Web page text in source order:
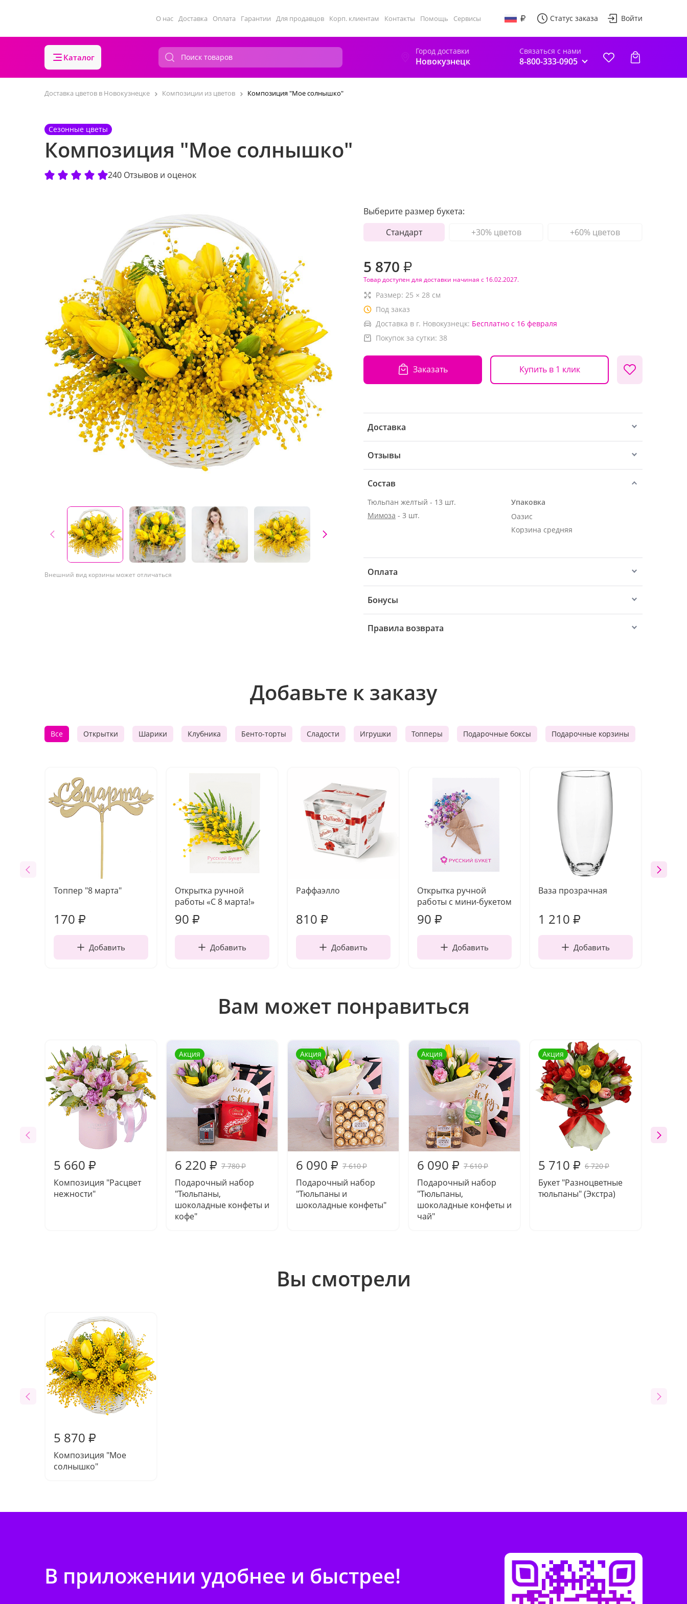
О нас Доставка Оплата Гарантии Для продавцов Корп. клиентам Контакты Помощь Сервисы Статус заказа Войти
Каталог
Город доставки
Новокузнецк
Связаться с нами
8-800-333-0905
Доставка цветов в Новокузнецке Композиции из цветов Композиция "Мое солнышко"
Сезонные цветы
Композиция "Мое солнышко"
240 Отзывов и оценок
Внешний вид корзины может отличаться
Выберите размер букета:
Стандарт
+30% цветов +60% цветов
5 870 ₽
Товар доступен для доставки начиная с 16.02.2027.
Размер: 25 × 28 см
Под заказ
Доставка в г. Новокузнецк: Бесплатно с 16 февраля
Покупок за сутки: 38
Заказать Купить в 1 клик
Доставка
Отзывы
Состав
Тюльпан желтый - 13 шт.
Мимоза - 3 шт.
Упаковка
Оазис
Корзина средняя
Оплата
Бонусы
Правила возврата
Добавьте к заказу
Все Открытки Шарики Клубника Бенто-торты Сладости Игрушки Топперы Подарочные боксы Подарочные корзины
Топпер "8 марта"
170 ₽
Добавить
Открытка ручной
работы «С 8 марта!»
90 ₽
Добавить
Раффаэлло
810 ₽
Добавить
Открытка ручной
работы с мини-букетом
90 ₽
Добавить
Ваза прозрачная
1 210 ₽
Добавить
Вам может понравиться
5 660 ₽
Композиция "Расцвет
нежности"
Акция
6 220 ₽ 7 780₽
Подарочный набор
"Тюльпаны,
шоколадные конфеты и
кофе"
Акция
6 090 ₽ 7 610₽
Подарочный набор
"Тюльпаны и
шоколадные конфеты"
Акция
6 090 ₽ 7 610₽
Подарочный набор
"Тюльпаны,
шоколадные конфеты и
чай"
Акция
5 710 ₽ 6 720₽
Букет "Разноцветные
тюльпаны" (Экстра)
Вы смотрели
5 870 ₽
Композиция "Мое
солнышко"
В приложении удобнее и быстрее!